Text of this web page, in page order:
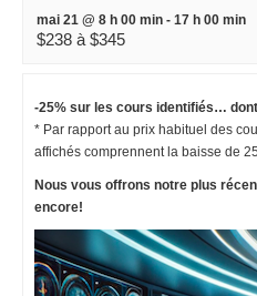
mai 21 @ 8 h 00 min - 17 h 00 min
$238 à $345
-25% sur les cours identifiés…
* Par rapport au prix habituel des
affichés comprennent la baisse de
Nous vous offrons notre plus
encore!